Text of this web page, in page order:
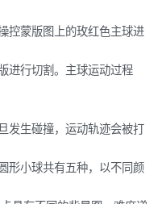
控蒙版图上的玫红色主球进
进行切割。主球运动过程
发生碰撞，运动轨迹会被打
形小球共有五种，以不同颜